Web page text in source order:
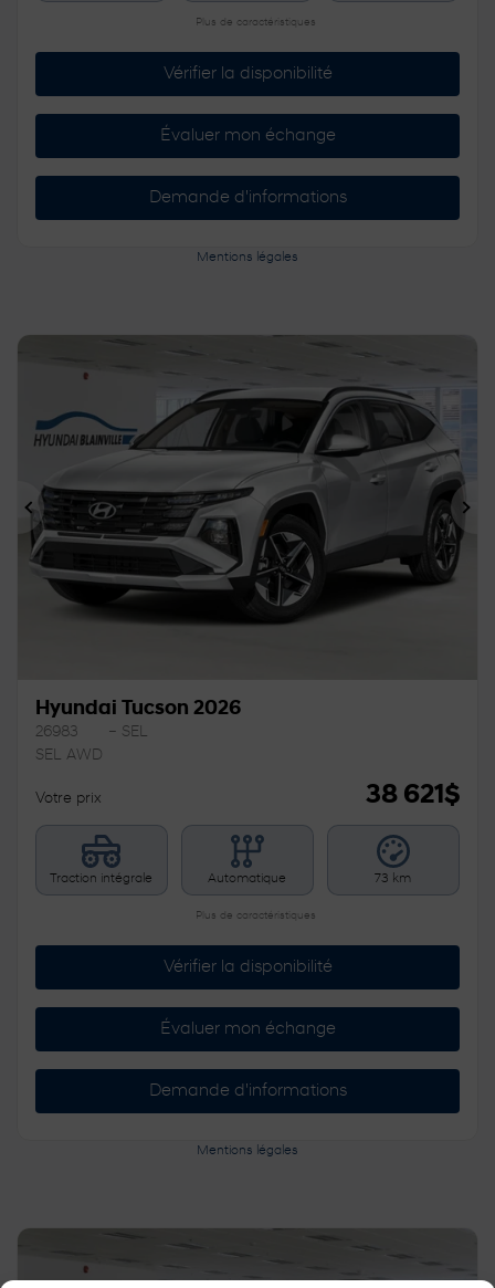
Plus de caractéristiques
Vérifier la disponibilité
Évaluer mon échange
Demande d'informations
Mentions légales
Précédent
Hyundai Tucson 2026
26983
– SEL
SEL AWD
Votre prix 38 621$
Traction intégrale Automatique 73 km
Plus de caractéristiques
Vérifier la disponibilité
Évaluer mon échange
Demande d'informations
Mentions légales